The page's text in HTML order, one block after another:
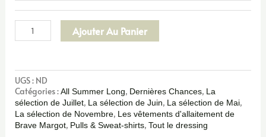
Ajouter Au Panier
UGS : ND
Catégories :All Summer Long, Dernières Chances, La
sélection de Juillet, La sélection de Juin, La sélection de Mai,
La sélection de Novembre, Les vêtements d'allaitement de
Brave Margot, Pulls & Sweat-shirts, Tout le dressing